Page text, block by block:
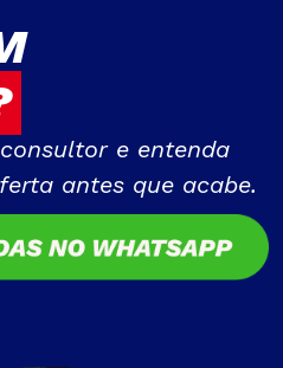
e entenda
antes que acabe.